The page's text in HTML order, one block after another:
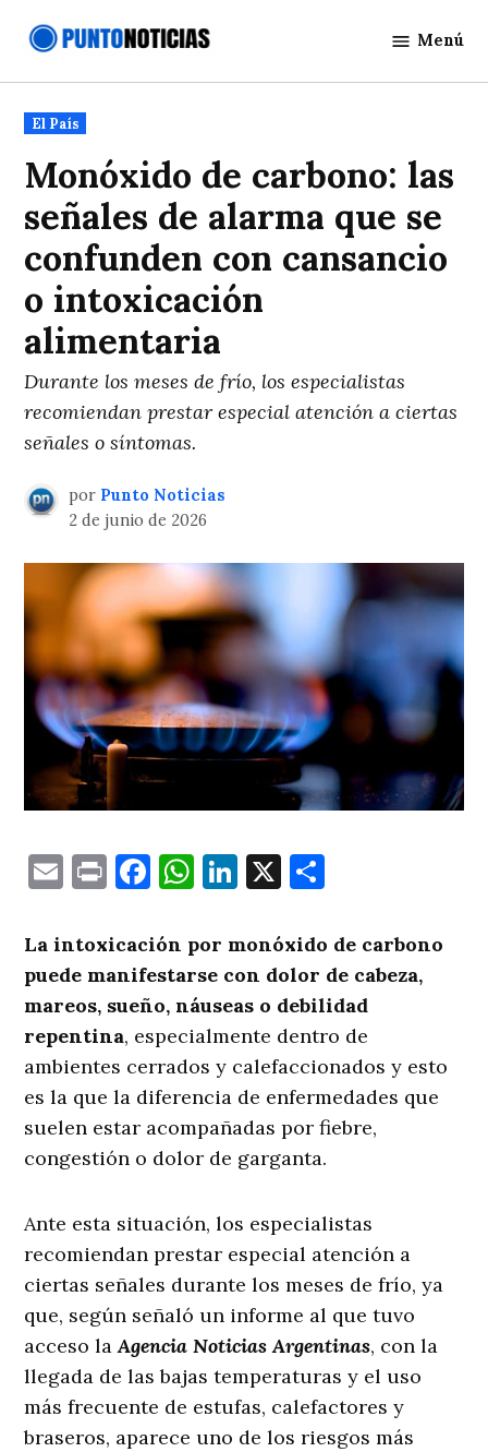
Noticias
Menú
Publicado
en
El País
Monóxido de carbono: las
señales de alarma que se
confunden con cansancio
o intoxicación
alimentaria
Durante los meses de frío, los especialistas
recomiendan prestar especial atención a ciertas
señales o síntomas.
por Punto Noticias
2 de junio de 2026
EmailPrintFacebook
WhatsApp
LinkedIn
X
La intoxicación por monóxido de carbono
puede manifestarse con dolor de cabeza,
mareos, sueño, náuseas o debilidad
repentina, especialmente dentro de
ambientes cerrados y calefaccionados y esto
es la que la diferencia de enfermedades que
suelen estar acompañadas por fiebre,
congestión o dolor de garganta.
Ante esta situación, los especialistas
recomiendan prestar especial atención a
ciertas señales durante los meses de frío, ya
que, según señaló un informe al que tuvo
acceso laAgencia Noticias Argentinas, con la
llegada de las bajas temperaturas y el uso
más frecuente de estufas, calefactores y
braseros, aparece uno de los riesgos más